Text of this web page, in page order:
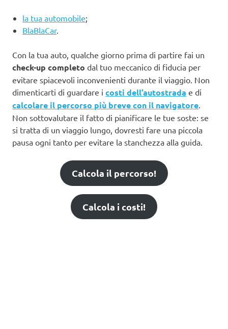
la tua automobile;
BlaBlaCar.
Con la tua auto, qualche giorno prima di partire fai un
check-up completo dal tuo meccanico di fiducia per
evitare spiacevoli inconvenienti durante il viaggio. Non
dimenticarti di guardare i costi dell’autostrada e di
calcolare il percorso più breve con il navigatore.
Non sottovalutare il fatto di pianificare le tue soste: se
si tratta di un viaggio lungo, dovresti fare una piccola
pausa ogni tanto per evitare la stanchezza alla guida.
Calcola il percorso!
Calcola i costi!